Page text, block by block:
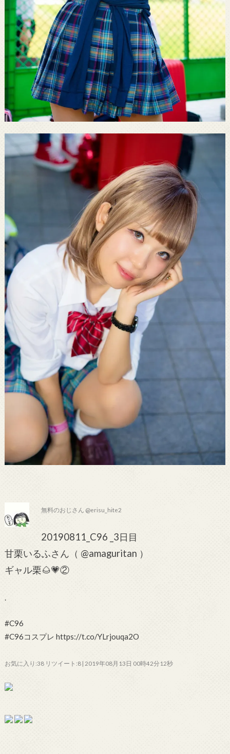
無料のおじさん @erisu_hite2
20190811_C96 _3日目
甘栗いるふさん（ @amaguritan ）
ギャル栗🌰💗②
#C96
#C96コスプレ https://t.co/YLrjouqa2O
お気に入り:38 リツイート:8 | 2019年08月13日 00時42分12秒